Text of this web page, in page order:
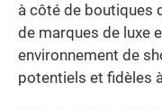
à côté de boutiques
de marques de luxe
environnement de
potentiels et fidèles